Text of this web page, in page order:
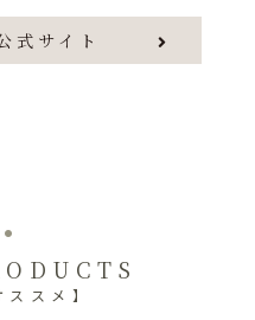
式サイト
ススメ】